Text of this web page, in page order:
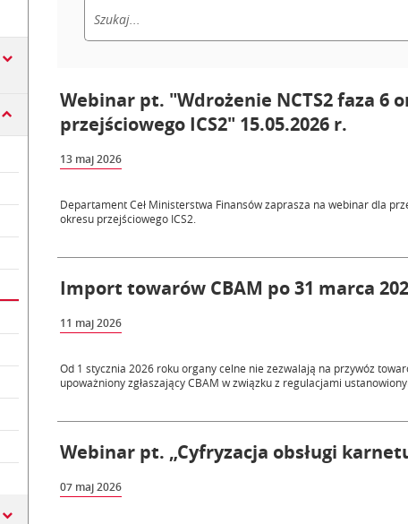
Webinar pt. "Wdrożenie NCTS2 faza 6
przejściowego ICS2" 15.05.2026 r.
13 maj 2026
Departament Ceł Ministerstwa Finansów zaprasza na webinar dla
okresu przejściowego ICS2.
Import towarów CBAM po 31 marca
11 maj 2026
Od 1 stycznia 2026 roku organy celne nie zezwalają na przywóz
upoważniony zgłaszający CBAM w związku z regulacjami
Webinar pt. „Cyfryzacja obsługi
07 maj 2026